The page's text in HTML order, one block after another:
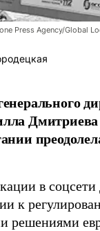
Press Agency/Global
Дмитриева
в
к
решениями